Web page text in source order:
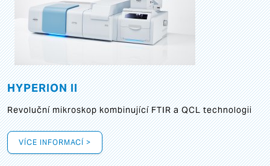
HYPERION II
Revoluční mikroskop kombinující FTIR a QCL technologii
VÍCE INFORMACÍ >